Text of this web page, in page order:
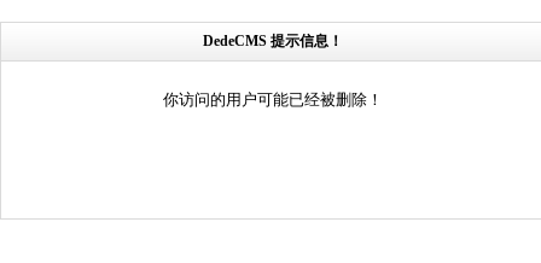
DedeCMS 提示信息！
你访问的用户可能已经被删除！